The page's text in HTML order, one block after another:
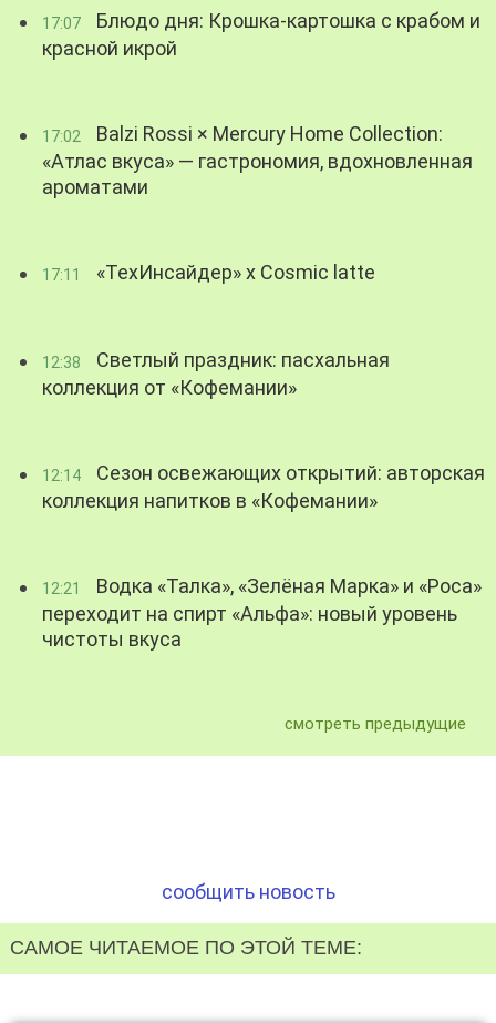
17:07
Блюдо дня: Крошка-картошка с крабом и
красной икрой
17:02
Balzi Rossi × Mercury Home Collection:
«Атлас вкуса» — гастрономия, вдохновленная
ароматами
17:11 «ТехИнсайдер» х Cosmic latte
12:38
Светлый праздник: пасхальная
коллекция от «Кофемании»
12:14
Сезон освежающих открытий: авторская
коллекция напитков в «Кофемании»
12:21
Водка «Талка», «Зелёная Марка» и «Роса»
переходит на спирт «Альфа»: новый уровень
чистоты вкуса
смотреть предыдущие
сообщить новость
САМОЕ ЧИТАЕМОЕ ПО ЭТОЙ ТЕМЕ: